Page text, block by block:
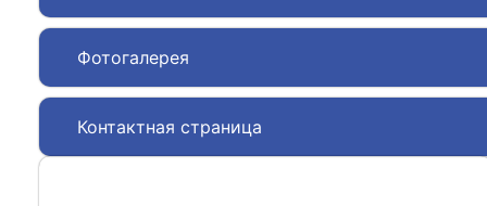
Фотогалерея
Контактная страница